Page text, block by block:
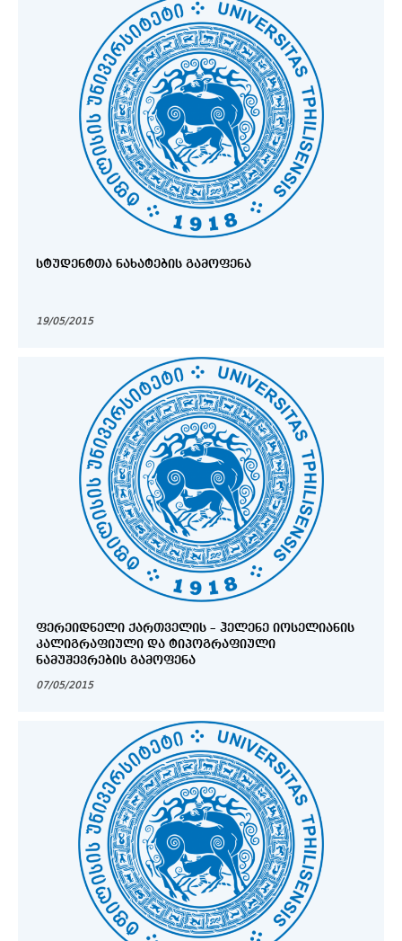
ᲡᲢᲣᲓᲔᲜᲢᲗᲐ ᲜᲐᲮᲐᲢᲔᲑᲘᲡ ᲒᲐᲛᲝᲤᲔᲜᲐ
19/05/2015
ᲤᲔᲠᲔᲘᲓᲜᲔᲚᲘ ᲥᲐᲠᲗᲕᲔᲚᲘᲡ – ᲰᲔᲚᲔᲜᲔ ᲘᲝᲡᲔᲚᲘᲐᲜᲘᲡ
ᲙᲐᲚᲘᲒᲠᲐᲤᲘᲣᲚᲘ ᲓᲐ ᲢᲘᲞᲝᲒᲠᲐᲤᲘᲣᲚᲘ
ᲜᲐᲛᲣᲨᲔᲕᲠᲔᲑᲘᲡ ᲒᲐᲛᲝᲤᲔᲜᲐ
07/05/2015